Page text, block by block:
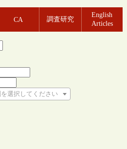
CA 調査研究
English
Articles
選択してください
ください